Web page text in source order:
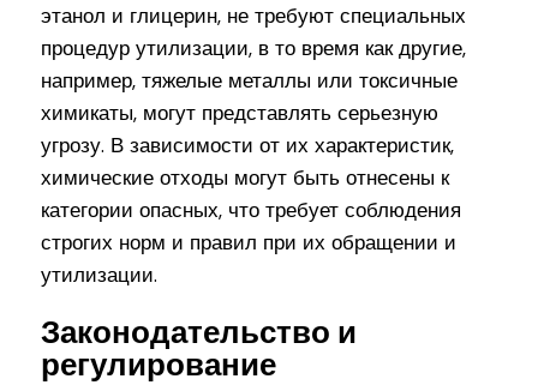
этанол и глицерин, не требуют специальных
процедур утилизации, в то время как другие,
например, тяжелые металлы или токсичные
химикаты, могут представлять серьезную
угрозу. В зависимости от их характеристик,
химические отходы могут быть отнесены к
категории опасных, что требует соблюдения
строгих норм и правил при их обращении и
утилизации.
Законодательство и
регулирование